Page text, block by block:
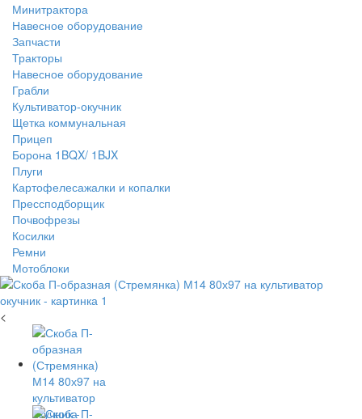
Минитрактора
Навесное оборудование
Запчасти
Тракторы
Навесное оборудование
Грабли
Культиватор-окучник
Щетка коммунальная
Прицеп
Борона 1BQX/ 1BJX
Плуги
Картофелесажалки и копалки
Прессподборщик
Почвофрезы
Косилки
Ремни
Мотоблоки
<